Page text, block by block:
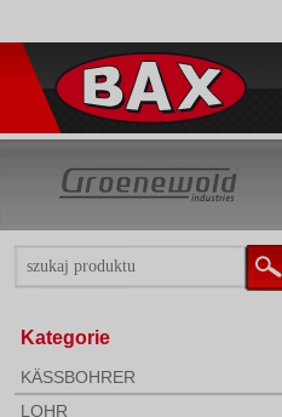
Kategorie
KÄSSBOHRER
LOHR